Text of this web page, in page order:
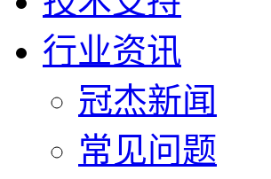
行业资讯
冠杰新闻
常见问题